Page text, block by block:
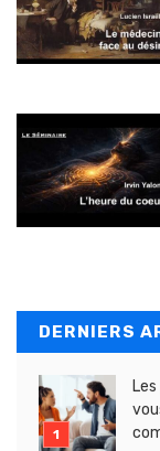
DERNIERS